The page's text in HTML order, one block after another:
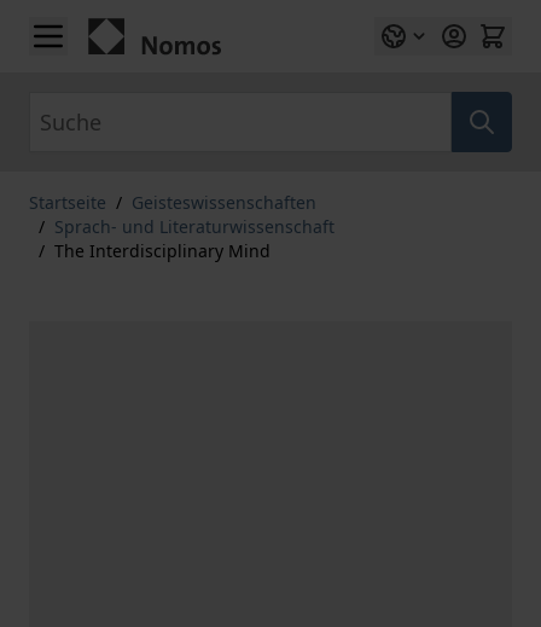
Zum Inhalt springen
Startseite / Geisteswissenschaften
/ Sprach- und Literaturwissenschaft
/ The Interdisciplinary Mind